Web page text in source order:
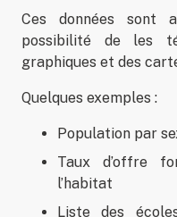
Ces données sont
possibilité de les
graphiques et des
Quelques exemples :
Population par
Taux d’offre
l’habitat
Liste des